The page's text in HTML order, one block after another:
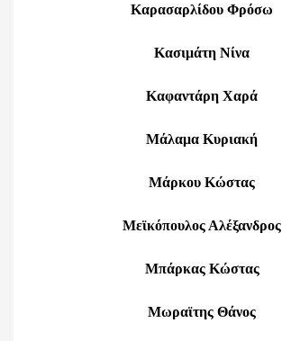
Καρασαρλίδου Φρόσω
Κασιμάτη Νίνα
Καφαντάρη Χαρά
Μάλαμα Κυριακή
Μάρκου Κώστας
Μεϊκόπουλος Αλέξανδρος
Μπάρκας Κώστας
Μωραϊτης Θάνος